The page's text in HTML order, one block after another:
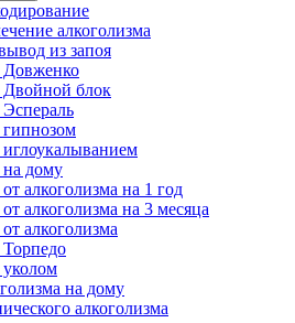
алкоголизма
из запоя
Довженко
блок
дому
алкоголизма на 1 год
алкоголизма на 3 месяца
алкоголизма
на дому
алкоголизма